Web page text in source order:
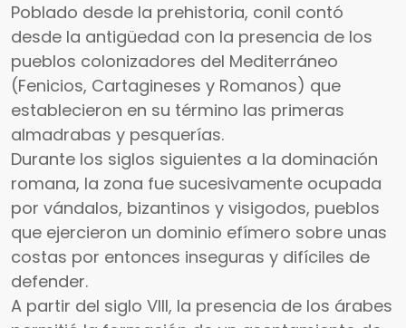
Poblado desde la prehistoria, conil contó
desde la antigüedad con la presencia de los
pueblos colonizadores del Mediterráneo
(Fenicios, Cartagineses y Romanos) que
establecieron en su término las primeras
almadrabas y pesquerías.
Durante los siglos siguientes a la dominación
romana, la zona fue sucesivamente ocupada
por vándalos, bizantinos y visigodos, pueblos
que ejercieron un dominio efímero sobre unas
costas por entonces inseguras y difíciles de
defender.
A partir del siglo VIII, la presencia de los árabes